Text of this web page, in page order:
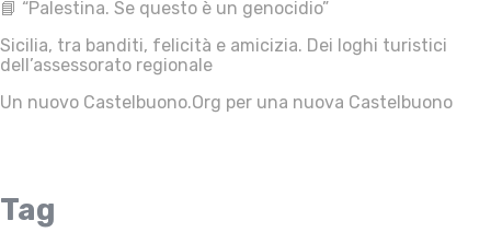
📘 “Palestina. Se questo è un genocidio”
Sicilia, tra banditi, felicità e amicizia. Dei loghi turistici
dell’assessorato regionale
Un nuovo Castelbuono.Org per una nuova Castelbuono
Tag